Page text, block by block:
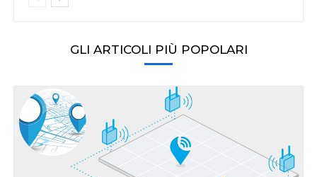
GLI ARTICOLI PIÙ POPOLARI